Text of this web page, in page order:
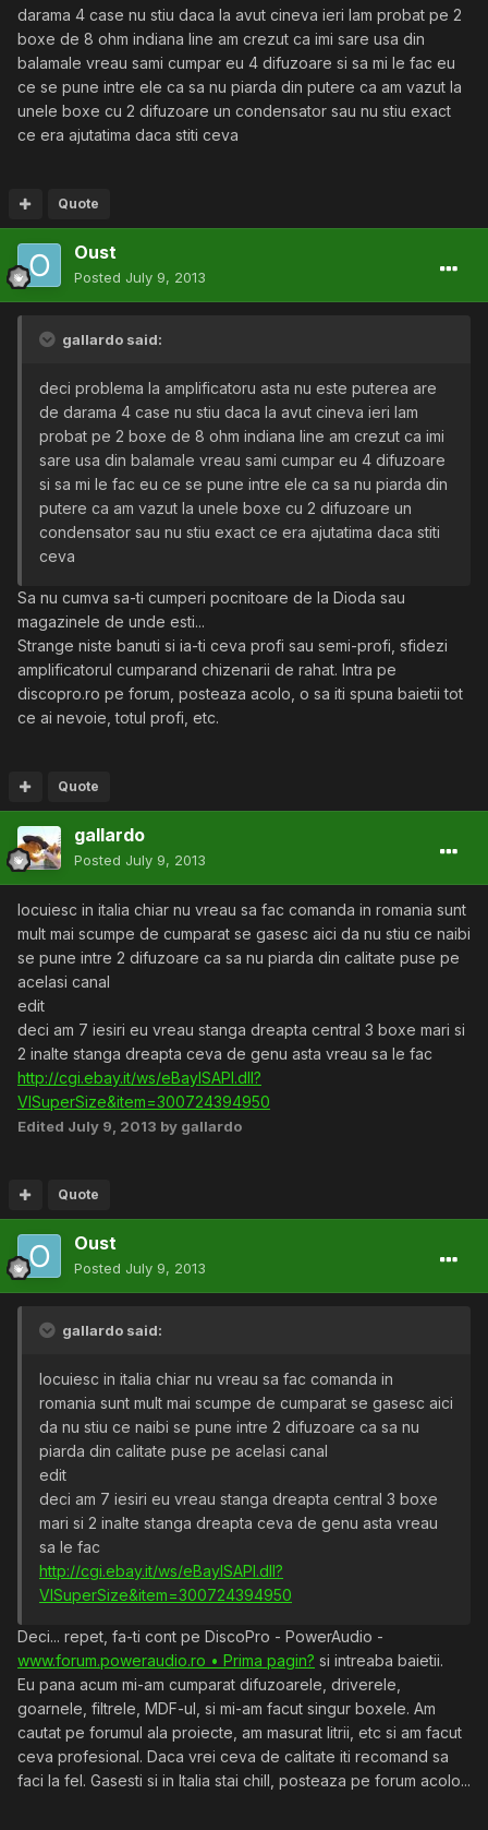
darama 4 case nu stiu daca la avut cineva ieri lam probat pe 2
boxe de 8 ohm indiana line am crezut ca imi sare usa din
balamale vreau sami cumpar eu 4 difuzoare si sa mi le fac eu
ce se pune intre ele ca sa nu piarda din putere ca am vazut la
unele boxe cu 2 difuzoare un condensator sau nu stiu exact
ce era ajutatima daca stiti ceva
Quote
Oust
Posted July 9, 2013
gallardo said:
deci problema la amplificatoru asta nu este puterea are
de darama 4 case nu stiu daca la avut cineva ieri lam
probat pe 2 boxe de 8 ohm indiana line am crezut ca imi
sare usa din balamale vreau sami cumpar eu 4 difuzoare
si sa mi le fac eu ce se pune intre ele ca sa nu piarda din
putere ca am vazut la unele boxe cu 2 difuzoare un
condensator sau nu stiu exact ce era ajutatima daca stiti
ceva
Sa nu cumva sa-ti cumperi pocnitoare de la Dioda sau
magazinele de unde esti...
Strange niste banuti si ia-ti ceva profi sau semi-profi, sfidezi
amplificatorul cumparand chizenarii de rahat. Intra pe
discopro.ro pe forum, posteaza acolo, o sa iti spuna baietii tot
ce ai nevoie, totul profi, etc.
Quote
gallardo
Posted July 9, 2013
locuiesc in italia chiar nu vreau sa fac comanda in romania sunt
mult mai scumpe de cumparat se gasesc aici da nu stiu ce naibi
se pune intre 2 difuzoare ca sa nu piarda din calitate puse pe
acelasi canal
edit
deci am 7 iesiri eu vreau stanga dreapta central 3 boxe mari si
2 inalte stanga dreapta ceva de genu asta vreau sa le fac
http://cgi.ebay.it/ws/eBayISAPI.dll?
VISuperSize&item=300724394950
Edited July 9, 2013 by gallardo
Quote
Oust
Posted July 9, 2013
gallardo said:
locuiesc in italia chiar nu vreau sa fac comanda in
romania sunt mult mai scumpe de cumparat se gasesc aici
da nu stiu ce naibi se pune intre 2 difuzoare ca sa nu
piarda din calitate puse pe acelasi canal
edit
deci am 7 iesiri eu vreau stanga dreapta central 3 boxe
mari si 2 inalte stanga dreapta ceva de genu asta vreau
sa le fac
http://cgi.ebay.it/ws/eBayISAPI.dll?
VISuperSize&item=300724394950
Deci... repet, fa-ti cont pe DiscoPro - PowerAudio -
www.forum.poweraudio.ro • Prima pagin? si intreaba baietii.
Eu pana acum mi-am cumparat difuzoarele, driverele,
goarnele, filtrele, MDF-ul, si mi-am facut singur boxele. Am
cautat pe forumul ala proiecte, am masurat litrii, etc si am facut
ceva profesional. Daca vrei ceva de calitate iti recomand sa
faci la fel. Gasesti si in Italia stai chill, posteaza pe forum acolo...